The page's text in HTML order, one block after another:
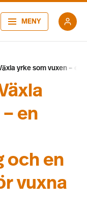
MENY
yrke som vuxen –
en
och en
vuxna